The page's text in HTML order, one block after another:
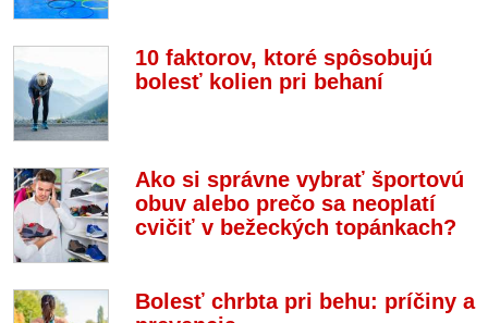
10 faktorov, ktoré spôsobujú
bolesť kolien pri behaní
Ako si správne vybrať športovú
obuv alebo prečo sa neoplatí
cvičiť v bežeckých topánkach?
Bolesť chrbta pri behu: príčiny a